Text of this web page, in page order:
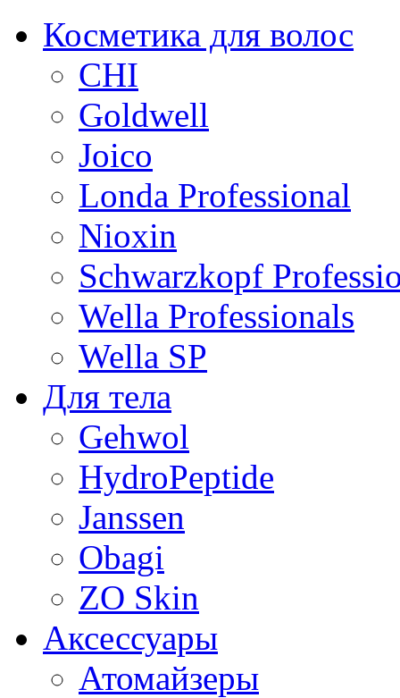
Косметика для волос
CHI
Goldwell
Joico
Londa Professional
Nioxin
Schwarzkopf
Wella Professionals
Wella SP
Для тела
Gehwol
HydroPeptide
Janssen
Obagi
ZO Skin
Aксессуары
Атомайзеры